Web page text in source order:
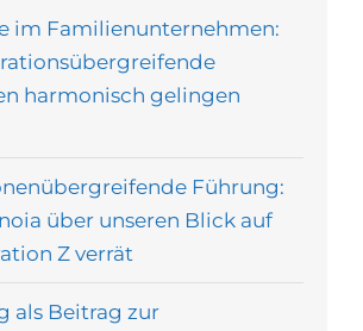
im Familienunternehmen:
harmonisch gelingen
Führung:
über unseren Blick auf
Z verrät
als Beitrag zur